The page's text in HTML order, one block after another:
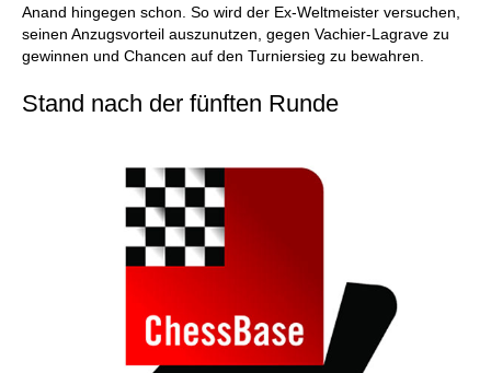
Anand hingegen schon. So wird der Ex-Weltmeister versuchen,
seinen Anzugsvorteil auszunutzen, gegen Vachier-Lagrave zu
gewinnen und Chancen auf den Turniersieg zu bewahren.
Stand nach der fünften Runde